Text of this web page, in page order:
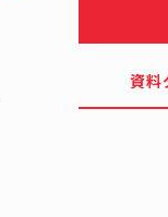
資料